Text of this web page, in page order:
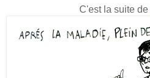
C'est la suite de